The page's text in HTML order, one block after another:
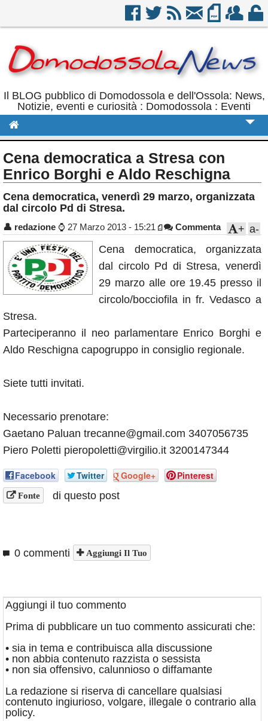
Il BLOG pubblico di Domodossola e dell'Ossola: News,
Notizie, eventi e curiosità : Domodossola : Eventi
Politica
Sport
Eventi
Rubriche
Calendario
Annunci
Cena democratica a Stresa con
Enrico Borghi e Aldo Reschigna
Cena democratica, venerdì 29 marzo, organizzata
dal circolo Pd di Stresa.
👤 redazione ⌚ 27 Marzo 2013 - 15:21 Commenta a-
+
Cena democratica, organizzata
dal circolo Pd di Stresa, venerdì
29 marzo alle ore 19.45 presso il
circolo/bocciofila in fr. Vedasco a
Stresa.
Parteciperanno il neo parlamentare Enrico Borghi e
Aldo Reschigna capogruppo in consiglio regionale.
Siete tutti invitati.
Necessario prenotare:
Gaetano Paluan trecanne@gmail.com 3407056735
Piero Poletti pieropoletti@virgilio.it 3200147344
Facebook Twitter Google+ Pinterest
Fonte di questo post
0 commenti Aggiungi Il Tuo
Aggiungi il tuo commento
Prima di pubblicare un tuo commento assicurati che:
• sia in tema e contribuisca alla discussione
• non abbia contenuto razzista o sessista
• non sia offensivo, calunnioso o diffamante
La redazione si riserva di cancellare qualsiasi
contenuto ingiurioso, volgare, illegale o contrario alla
policy.